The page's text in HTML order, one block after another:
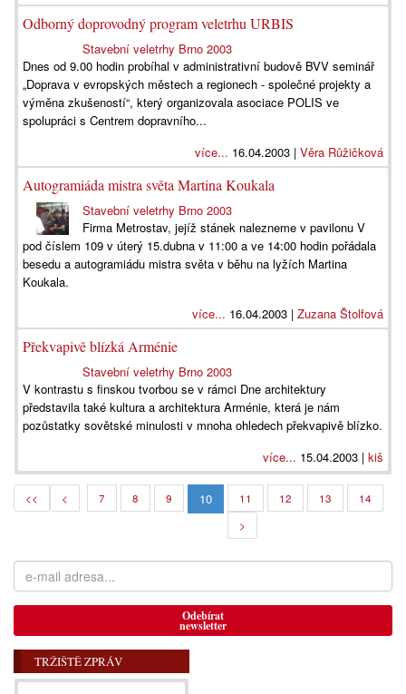
Odborný doprovodný program veletrhu URBIS
Stavební veletrhy Brno 2003
Dnes od 9.00 hodin probíhal v administrativní budově BVV seminář
„Doprava v evropských městech a regionech - společné projekty a
výměna zkušeností“, který organizovala asociace POLIS ve
spolupráci s Centrem dopravního...
více... 16.04.2003 | Věra Růžičková
Autogramiáda mistra světa Martina Koukala
Stavební veletrhy Brno 2003
Firma Metrostav, jejíž stánek nalezneme v pavilonu V
pod číslem 109 v úterý 15.dubna v 11:00 a ve 14:00 hodin pořádala
besedu a autogramiádu mistra světa v běhu na lyžích Martina
Koukala.
více... 16.04.2003 | Zuzana Štolfová
Překvapivě blízká Arménie
Stavební veletrhy Brno 2003
V kontrastu s finskou tvorbou se v rámci Dne architektury
představila také kultura a architektura Arménie, která je nám
pozůstatky sovětské minulosti v mnoha ohledech překvapivě blízko.
více... 15.04.2003 | kiš
<< < 7 8 9 10 11 12 13
14
>
Odebírat
newsletter
TRŽIŠTĚ ZPRÁV